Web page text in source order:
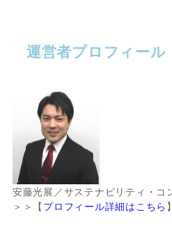
運営者プロフィール
安藤光展／サステナビリティ・コ
＞＞【 プロフィール詳細はこちら 】